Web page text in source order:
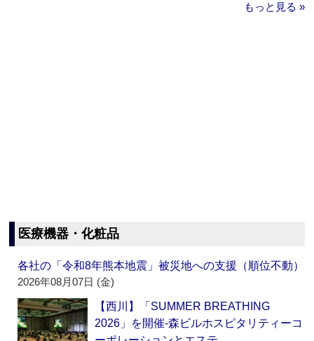
もっと見る »
医療機器・化粧品
各社の「令和8年熊本地震」被災地への支援（順位不動）
2026年08月07日 (金)
【西川】「SUMMER BREATHING
2026」を開催‐森ビルホスピタリティーコ